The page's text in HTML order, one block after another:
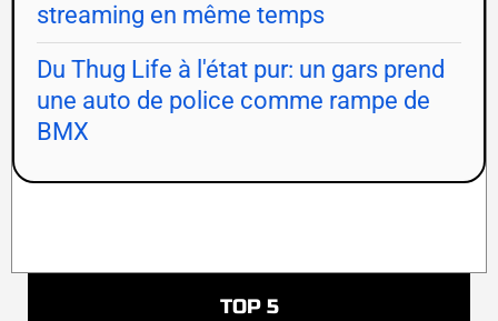
streaming en même temps
Du Thug Life à l'état pur: un gars prend
une auto de police comme rampe de
BMX
TOP 5